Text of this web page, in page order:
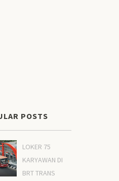
POSTS
LOKER 75
KARYAWAN DI
BRT TRANS